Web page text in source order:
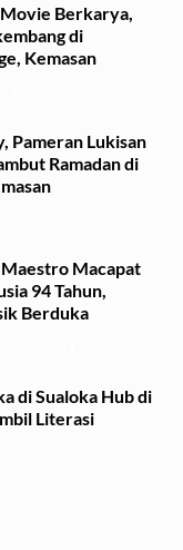
Berkarya,
di
Kemasan
Pameran Lukisan
Ramadan di
Macapat
94 Tahun,
Berduka
di Sualoka Hub di
Literasi